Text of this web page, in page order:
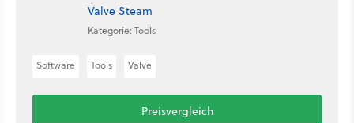
Valve Steam
Kategorie: Tools
Software Tools Valve
Preisvergleich